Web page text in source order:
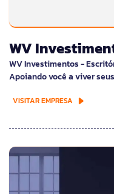
WV
WV Investimentos -
Apoiando você a viver
VISITAR EMPRESA